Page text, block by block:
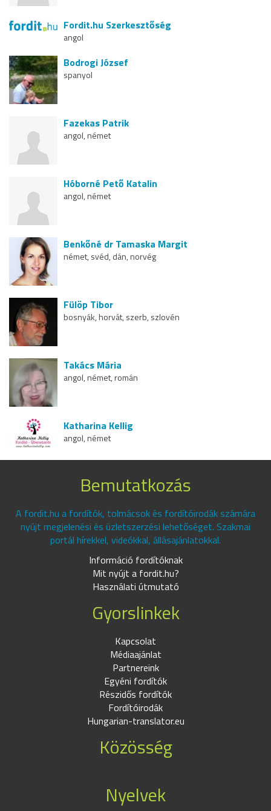
Fordit.hu Szerkesztőség
angol
Bodrogi József
spanyol
Fazekas Patrik
angol, német
Hóborné Pető Katalin
angol, német
Benkőné dr Tamaska Margit
német, svéd, dán, norvég
Fülöp Tibor
bosnyák, horvát, szerb, szlovén
Takács Mária
angol, német, román
Katharina Kellig
angol, német
Bemutatkozás
A fordit.hu a fordítók, tolmácsok és fordítóirodák számára
nyújt megjelenési és üzletszerzési lehetőséget. Szakmai
portál hírekkel, videókkal, állásajánlatokkal.
Információ fordítóknak
Mit nyújt a fordit.hu?
Használati útmutató
Gyorslinkek
Kapcsolat
Médiaajánlat
Partnereink
Egyéni fordítók
Részidős fordítók
Fordítóirodák
Hungarian-translator.eu
Közösség
Nyelvek